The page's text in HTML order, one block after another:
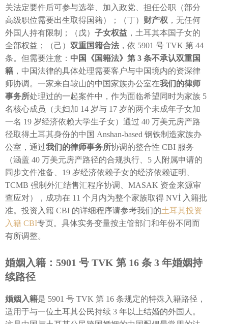
关法定要件后可参与选举、加入政党、担任公职（部分
高级职位需要出生取得国籍）；（丁） 财产权 ，无任何
外国人持有限制；（戊） 子女权益 ，土耳其本国子女的
全部权益；（己） 双重国籍合法 ，依 5901 号 TVK 第 44
条。但需要注意： 中国《国籍法》第 3 条不承认双重国
籍 ，中国法律的具体处理需要客户与中国境内的资深律
师协调。一家来自鞍山的中国家族办公室在我们的律师
事务所处理过的一起案件中，作为面临希望同时为家族 5
名核心成员（夫妇加 14 岁与 17 岁的两个未成年子女加
一名 19 岁经济依赖大学生子女）通过 40 万美元房产路
径取得土耳其身份的中国 Anshan-based 钢铁制造家族办
公室，通过我们的律师事务所协调的整合性 CBI 服务
（涵盖 40 万美元房产路径的合规执行、5 人附属申请的
同步文件准备、19 岁经济依赖子女的经济依赖证明、
TCMB 强制外汇结售汇程序协调、MASAK 资金来源审
查应对），成功在 11 个月内为整个家族取得 NVİ 入籍批
准。投资入籍 CBI 的详细程序请参考我们的土耳其投资
入籍 CBI专页。具体实务变量按主管部门和年份不同而
有所调整。
婚姻入籍：5901 号 TVK 第 16 条 3 年婚姻持
续路径
婚姻入籍是 5901 号 TVK 第 16 条规定的特殊入籍路径，
适用于与一位土耳其公民持续 3 年以上结婚的外国人。